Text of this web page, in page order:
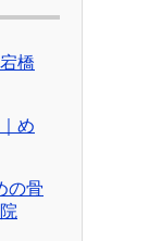
橋
め
の骨